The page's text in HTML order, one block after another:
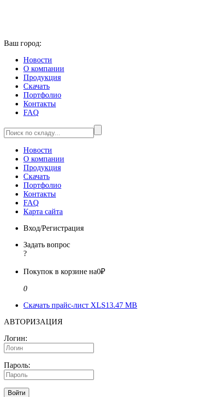
Ваш город:
Новости
О компании
Продукция
Скачать
Портфолио
Контакты
FAQ
Новости
О компании
Продукция
Скачать
Портфолио
Контакты
FAQ
Карта сайта
Вход/Регистрация
Задать вопрос
?
Покупок в корзине на0₽
0
Скачать прайс-лист XLS13.47 MB
АВТОРИЗАЦИЯ
Логин:
Пароль:
Войти